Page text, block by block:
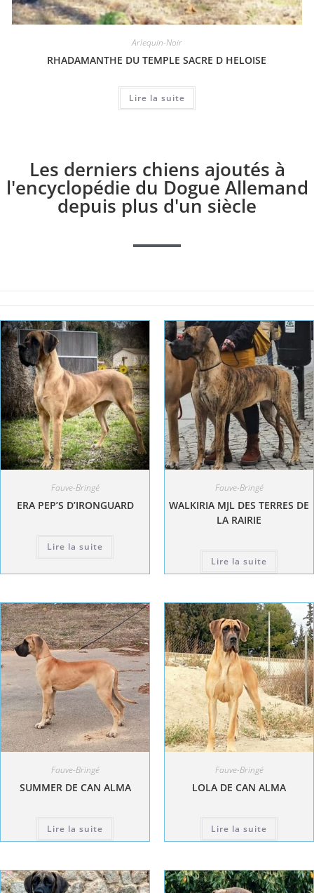
Arlequin-Noir
RHADAMANTHE DU TEMPLE SACRE D HELOISE
Lire la suite
Les derniers chiens ajoutés à
l'encyclopédie du Dogue Allemand
depuis plus d'un siècle
Fauve-Bringé
ERA PEP’S D’IRONGUARD
Lire la suite
Fauve-Bringé
WALKIRIA MJL DES TERRES DE
LA RAIRIE
Lire la suite
Fauve-Bringé
SUMMER DE CAN ALMA
Lire la suite
Fauve-Bringé
LOLA DE CAN ALMA
Lire la suite